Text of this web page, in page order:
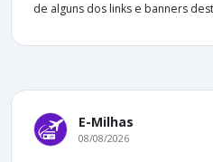
de alguns dos links e banners
E-Milhas
08/08/2026